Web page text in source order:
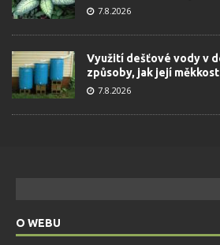
7.8.2026
Využití dešťové vody v
způsoby, jak její
7.8.2026
O WEBU